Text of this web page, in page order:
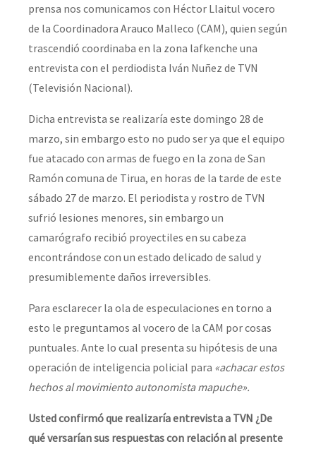
prensa nos comunicamos con Héctor Llaitul vocero
de la Coordinadora Arauco Malleco (CAM), quien según
trascendió coordinaba en la zona lafkenche una
entrevista con el perdiodista Iván Nuñez de TVN
(Televisión Nacional).
Dicha entrevista se realizaría este domingo 28 de
marzo, sin embargo esto no pudo ser ya que el equipo
fue atacado con armas de fuego en la zona de San
Ramón comuna de Tirua, en horas de la tarde de este
sábado 27 de marzo. El periodista y rostro de TVN
sufrió lesiones menores, sin embargo un
camarógrafo recibió proyectiles en su cabeza
encontrándose con un estado delicado de salud y
presumiblemente daños irreversibles.
Para esclarecer la ola de especulaciones en torno a
esto le preguntamos al vocero de la CAM por cosas
puntuales. Ante lo cual presenta su hipótesis de una
operación de inteligencia policial para «achacar estos
hechos al movimiento autonomista mapuche».
Usted confirmó que realizaría entrevista a TVN ¿De
qué versarían sus respuestas con relación al presente